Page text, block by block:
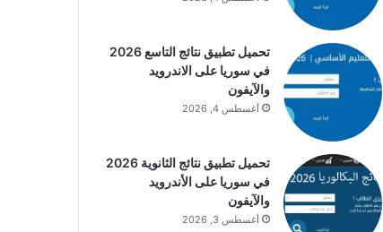
تحميل تطبيق نتائج التاسع 2026
في سوريا على الاندرويد
والآيفون
أغسطس 4, 2026
تحميل تطبيق نتائج الثانوية 2026
في سوريا على الأندرويد
والآيفون
أغسطس 3, 2026